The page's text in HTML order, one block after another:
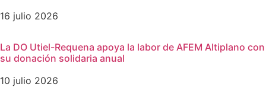
16 julio 2026
La DO Utiel-Requena apoya la labor de AFEM Altiplano con
su donación solidaria anual
10 julio 2026